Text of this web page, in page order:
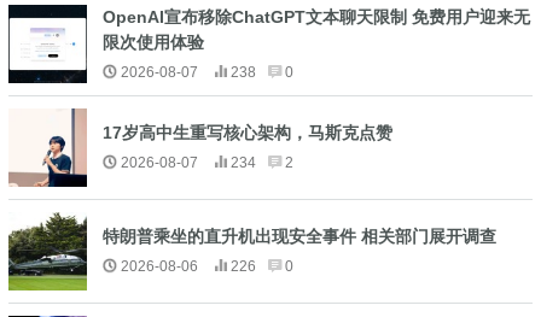
OpenAI宣布移除ChatGPT文本聊天限制 免费用户迎来无
限次使用体验
2026-08-07 238 0
17岁高中生重写核心架构，马斯克点赞
2026-08-07 234 2
特朗普乘坐的直升机出现安全事件 相关部门展开调查
2026-08-06 226 0